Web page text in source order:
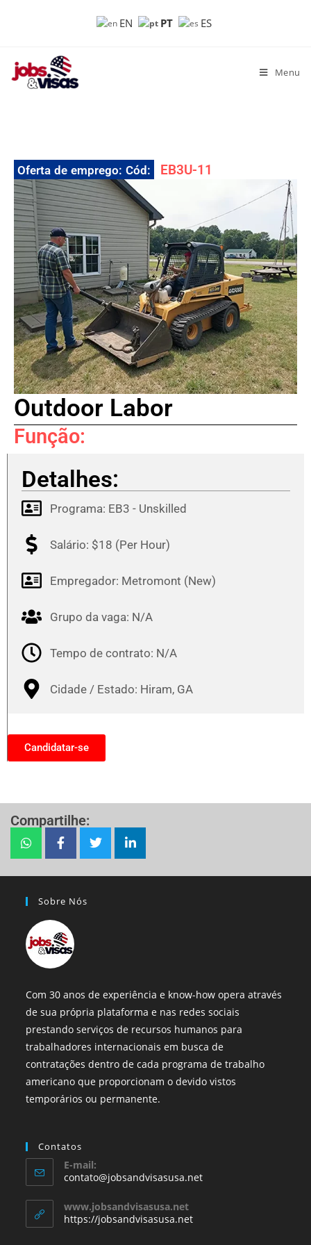
EN PT ES
Menu
Oferta de emprego: Cód: EB3U-11
Outdoor Labor
Função:
Detalhes:
Programa: EB3 - Unskilled
Salário: $18 (Per Hour)
Empregador: Metromont (New)
Grupo da vaga: N/A
Tempo de contrato: N/A
Cidade / Estado: Hiram, GA
Candidatar-se
Compartilhe:
Sobre Nós
Com 30 anos de experiência e know-how opera através
de sua própria plataforma e nas redes sociais
prestando serviços de recursos humanos para
trabalhadores internacionais em busca de
contratações dentro de cada programa de trabalho
americano que proporcionam o devido vistos
temporários ou permanente.
Contatos
E-mail:
contato@jobsandvisasusa.net
www.jobsandvisasusa.net
https://jobsandvisasusa.net